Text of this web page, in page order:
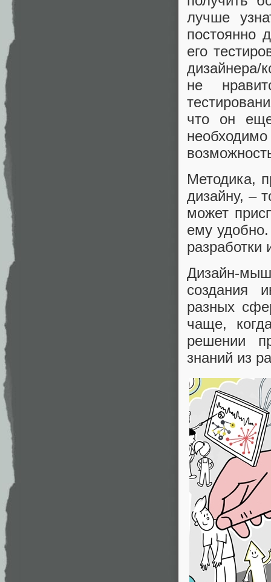
лучше
постоянно
его
дизайнера/
не
что он
Методика,
дизайну, –
может
ему
разработки
Дизайн-
создания
разных
чаще,
решении
знаний из